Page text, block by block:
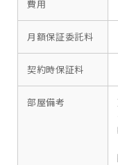
費用
月額保証委託料
契約時保証料
部屋備考